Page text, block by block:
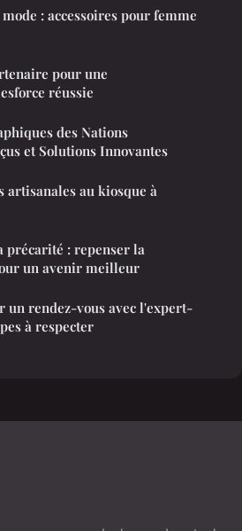
: accessoires pour femme
pour une
réussie
des Nations
et Solutions Innovantes
artisanales au kiosque à
précarité : repenser la
un avenir meilleur
un rendez-vous avec l'expert-
à respecter